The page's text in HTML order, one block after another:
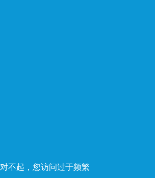
对不起，您访问过于频繁